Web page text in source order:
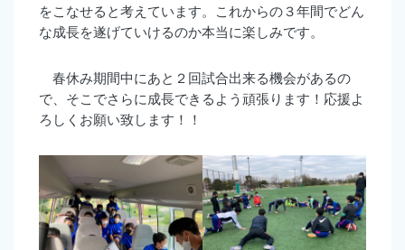
をこなせると考えています。これからの３年間でどん
な成長を遂げていけるのか本当に楽しみです。
春休み期間中にあと２回試合出来る機会があるの
で、そこでさらに成長できるよう頑張ります！応援よ
ろしくお願い致します！！